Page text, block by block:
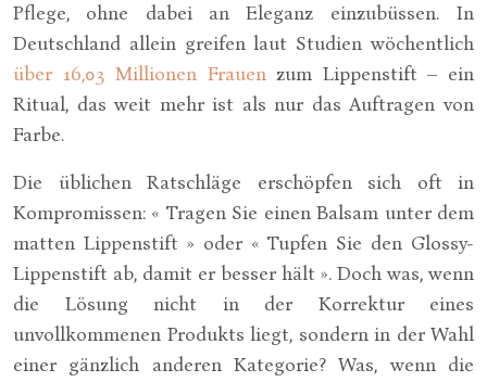
Pflege, ohne dabei an Eleganz einzubüssen. In
Deutschland allein greifen laut Studien wöchentlich
über 16,03 Millionen Frauenzum Lippenstift – ein
Ritual, das weit mehr ist als nur das Auftragen von
Farbe.
Die üblichen Ratschläge erschöpfen sich oft in
Kompromissen: « Tragen Sie einen Balsam unter dem
matten Lippenstift » oder « Tupfen Sie den Glossy-
Lippenstift ab, damit er besser hält ». Doch was, wenn
die Lösung nicht in der Korrektur eines
unvollkommenen Produkts liegt, sondern in der Wahl
einer gänzlich anderen Kategorie? Was, wenn die